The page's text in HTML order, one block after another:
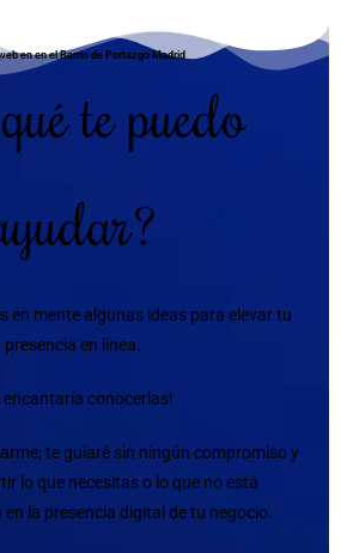
en en el Barrio de Portazgo Madrid
te puedo
en mente algunas ideas para elevar tu
presencia en línea.
encantaría conocerlas!
te guiaré sin ningún compromiso y
lo que necesitas o lo que no está
la presencia digital de tu negocio.